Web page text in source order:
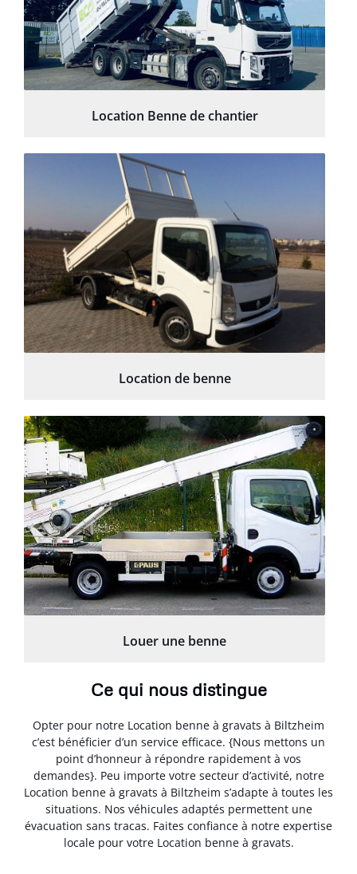
Location Benne de chantier
Location de benne
Louer une benne
Ce qui nous distingue
Opter pour notre Location benne à gravats à Biltzheim
c’est bénéficier d’un service efficace. {Nous mettons un
point d’honneur à répondre rapidement à vos
demandes}. Peu importe votre secteur d’activité, notre
Location benne à gravats à Biltzheim s’adapte à toutes les
situations. Nos véhicules adaptés permettent une
évacuation sans tracas. Faites confiance à notre expertise
locale pour votre Location benne à gravats.